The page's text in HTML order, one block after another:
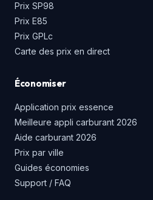
Prix SP98
Prix E85
Prix GPLc
Carte des prix en direct
Économiser
Application prix essence
Meilleure appli carburant 2026
Aide carburant 2026
Prix par ville
Guides économies
Support / FAQ